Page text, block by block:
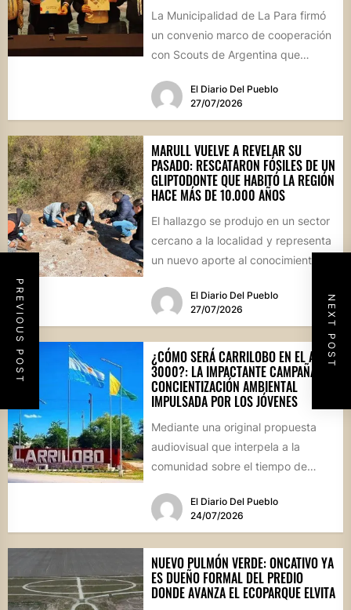
PREVIOUS POST NEXT POST
La Municipalidad de La Para firmó
un convenio marco de cooperación
con Scouts de Argentina que
educativas,...El Diario Del Pueblo
27/07/2026
MARULL VUELVE A REVELAR SU
PASADO: RESCATARON FÓSILES DE UN
GLIPTODONTE QUE HABITÓ LA REGIÓN
HACE MÁS DE 10.000 AÑOS
El hallazgo se produjo en un sector
cercano a la localidad y representa
un nuevo aporte al conocimiento
El Diario Del Pueblo
27/07/2026
¿CÓMO SERÁ CARRILOBO EN EL AÑO
3000?: LA IMPACTANTE CAMPAÑA DE
CONCIENTIZACIÓN AMBIENTAL
IMPULSADA POR LOS JÓVENES
Mediante una original propuesta
audiovisual que interpela a la
comunidad sobre el tiempo de
Consejo...El Diario Del Pueblo
24/07/2026
NUEVO PULMÓN VERDE: ONCATIVO YA
ES DUEÑO FORMAL DEL PREDIO
DONDE AVANZA EL ECOPARQUE ELVITA